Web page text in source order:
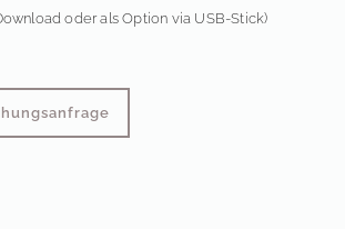
oder als Option via USB-Stick)